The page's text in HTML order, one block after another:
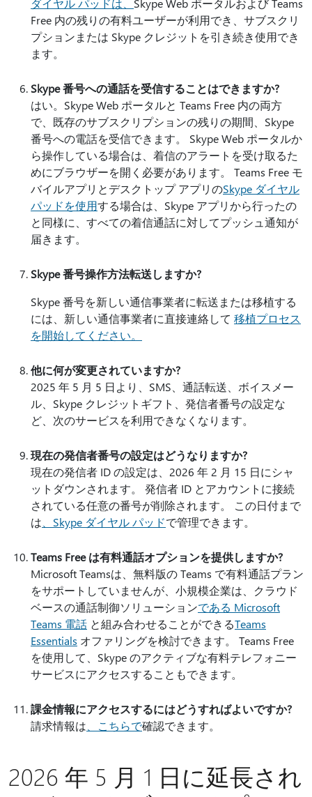
ダイヤル パッドは、 Skype Web ポータルおよび Teams
Free 内の残りの有料ユーザーが利用でき、サブスクリ
プションまたは Skype クレジットを引き続き使用でき
ます。
Skype 番号への通話を受信することはできますか?
はい。Skype Web ポータルと Teams Free 内の両方
で、既存のサブスクリプションの残りの期間、Skype
番号への電話を受信できます。 Skype Web ポータルか
ら操作している場合は、着信のアラートを受け取るた
めにブラウザーを開く必要があります。 Teams Free モ
バイルアプリとデスクトップ アプリのSkype ダイヤル
パッドを使用する場合は、Skype アプリから行ったの
と同様に、すべての着信通話に対してプッシュ通知が
届きます。
Skype 番号操作方法転送しますか?
Skype 番号を新しい通信事業者に転送または移植する
には、新しい通信事業者に直接連絡して 移植プロセス
を開始してください。
他に何が変更されていますか?
2025 年 5 月 5 日より、SMS、通話転送、ボイスメー
ル、Skype クレジットギフト、発信者番号の設定な
ど、次のサービスを利用できなくなります。
現在の発信者番号の設定はどうなりますか?
現在の発信者 ID の設定は、2026 年 2 月 15 日にシャ
ットダウンされます。 発信者 ID とアカウントに接続
されている任意の番号が削除されます。 この日付まで
は 、Skype ダイヤル パッドで管理できます。
Teams Free は有料通話オプションを提供しますか?
Microsoft Teamsは、無料版の Teams で有料通話プラン
をサポートしていませんが、小規模企業は、クラウド
ベースの通話制御ソリューションである Microsoft
Teams 電話 と組み合わせることができるTeams
Essentials オファリングを検討できます。 Teams Free
を使用して、Skype のアクティブな有料テレフォニー
サービスにアクセスすることもできます。
課金情報にアクセスするにはどうすればよいですか?
請求情報は 、こちらで確認できます。
2026 年 5 月 1 日に延長され